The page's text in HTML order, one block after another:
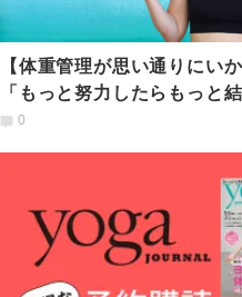
【体重管理が思い通りにい
「もっと努力したらもっと
いう“迷信”について
0